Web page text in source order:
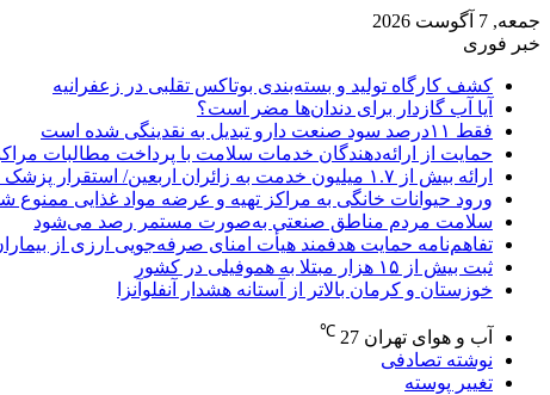
جمعه, 7 آگوست 2026
خبر فوری
کشف کارگاه تولید و بسته‌بندی بوتاکس تقلبی در زعفرانیه
آیا آب گازدار برای دندان‌ها مضر است؟
فقط ۱۱‌درصد سود صنعت دارو تبدیل به نقدینگی شده است
حمایت از ارائه‌دهندگان خدمات سلامت با پرداخت مطالبات
ارائه بیش از ۱.۷ میلیون خدمت به زائران اربعین/ استقرار پزشک خانواده در ۶۴ شهرستان
ورود حیوانات خانگی به مراکز تهیه و عرضه مواد غذایی ممنوع
سلامت مردم مناطق صنعتی به‌صورت مستمر رصد می‌شود
تفاهم‌نامه حمایت هدفمند هیأت امنای صرفه‌جویی ارزی از
ثبت بیش از ۱۵ هزار مبتلا به هموفیلی در کشور
خوزستان و کرمان بالاتر از آستانه هشدار آنفلوآنزا
آب و هوای تهران 27
℃
نوشته تصادفی
تغییر پوسته